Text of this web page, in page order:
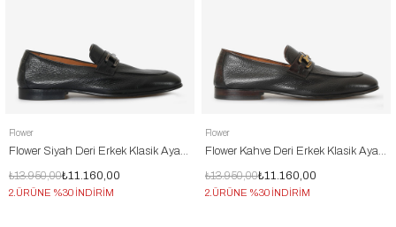
Flower
Flower Siyah Deri Erkek Klasik Ayakkabı
₺11.160,00
₺13.950,00
2.ÜRÜNE %30 İNDİRİM
Flower
Flower Kahve Deri Erkek Klasik Ayakkabı
₺11.160,00
₺13.950,00
2.ÜRÜNE %30 İNDİRİM